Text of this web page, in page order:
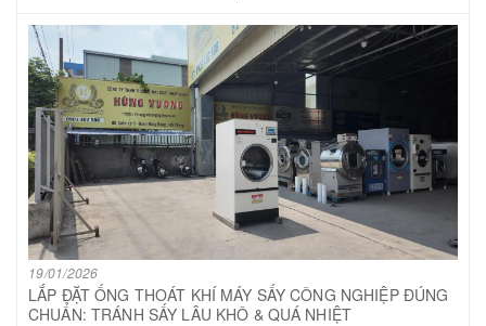
19/01/2026
LẮP ĐẶT ỐNG THOÁT KHÍ MÁY SẤY CÔNG NGHIỆP ĐÚNG
CHUẨN: TRÁNH SẤY LÂU KHÔ & QUÁ NHIỆT